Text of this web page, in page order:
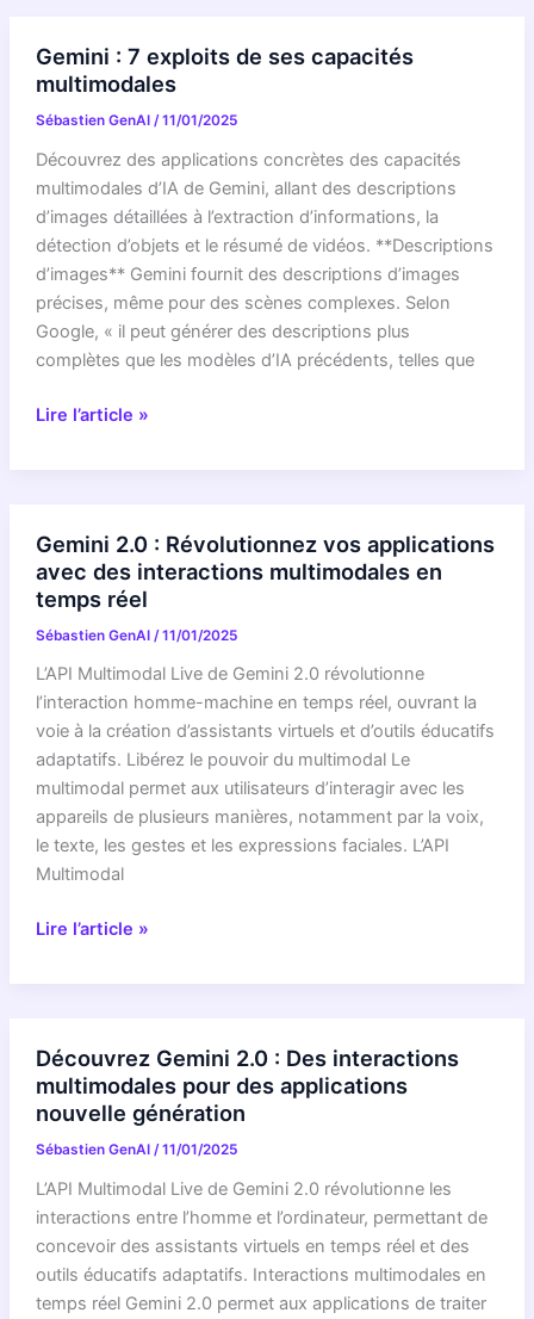
sur
cette
révolution
multimodale.
de
ses
prouesses
multimodales
Gemini : 7 exploits de ses capacités
multimodales
Sébastien GenAI /11/01/2025
Découvrez des applications concrètes des capacités
multimodales d’IA de Gemini, allant des descriptions
d’images détaillées à l’extraction d’informations, la
détection d’objets et le résumé de vidéos. **Descriptions
d’images** Gemini fournit des descriptions d’images
précises, même pour des scènes complexes. Selon
Google, « il peut générer des descriptions plus
complètes que les modèles d’IA précédents, telles que
Gemini
ses
capacités
multimodales
Lire l’article »
Gemini 2.0 : Révolutionnez vos applications
avec des interactions multimodales en
temps réel
Sébastien GenAI /11/01/2025
L’API Multimodal Live de Gemini 2.0 révolutionne
l’interaction homme-machine en temps réel, ouvrant la
voie à la création d’assistants virtuels et d’outils éducatifs
adaptatifs. Libérez le pouvoir du multimodal Le
multimodal permet aux utilisateurs d’interagir avec les
appareils de plusieurs manières, notamment par la voix,
le texte, les gestes et les expressions faciales. L’API
Multimodal
Gemini
applications
avec
des
interactions
multimodales
en
temps
réel
Lire l’article »
Découvrez Gemini 2.0 : Des interactions
multimodales pour des applications
nouvelle génération
Sébastien GenAI /11/01/2025
L’API Multimodal Live de Gemini 2.0 révolutionne les
interactions entre l’homme et l’ordinateur, permettant de
concevoir des assistants virtuels en temps réel et des
outils éducatifs adaptatifs. Interactions multimodales en
temps réel Gemini 2.0 permet aux applications de traiter